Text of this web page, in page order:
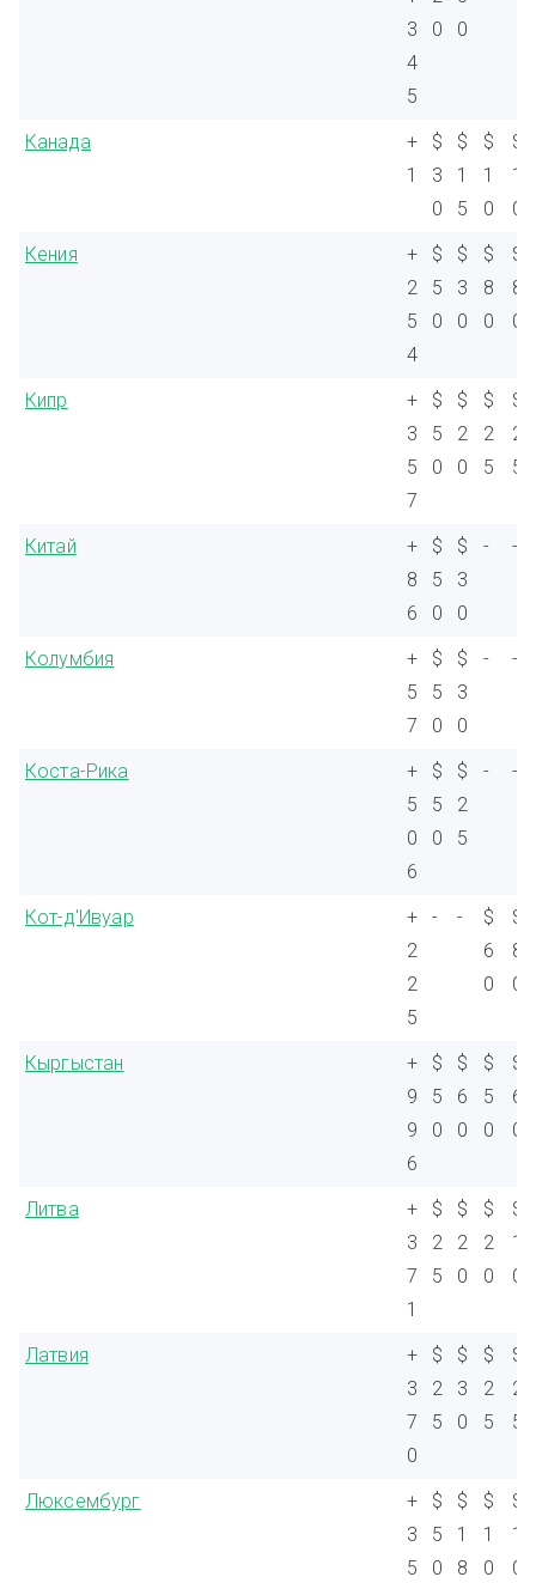
3
4
5
0
0
Канада
+
1
$
3
0
$
1
5
$
1
0
$
1
0
Кения
+
2
5
4
$
5
0
$
3
0
$
8
0
$
8
0
Кипр
+
3
5
7
$
5
0
$
2
0
$
2
5
$
2
5
Китай
+
8
6
$
5
0
$
3
0
- -
Колумбия
+
5
7
$
5
0
$
3
0
- -
Коста-Рика
+
5
0
6
$
5
0
$
2
5
- -
Кот-д'Ивуар
+
2
2
5
- -
$
6
0
$
8
0
Кыргыстан
+
9
9
6
$
5
0
$
6
0
$
5
0
$
6
0
Литва
+
3
7
1
$
2
5
$
2
0
$
2
0
$
1
0
Латвия
+
3
7
0
$
2
5
$
3
0
$
2
5
$
2
5
Люксембург
+
3
5
$
5
0
$
1
8
$
1
0
$
1
0